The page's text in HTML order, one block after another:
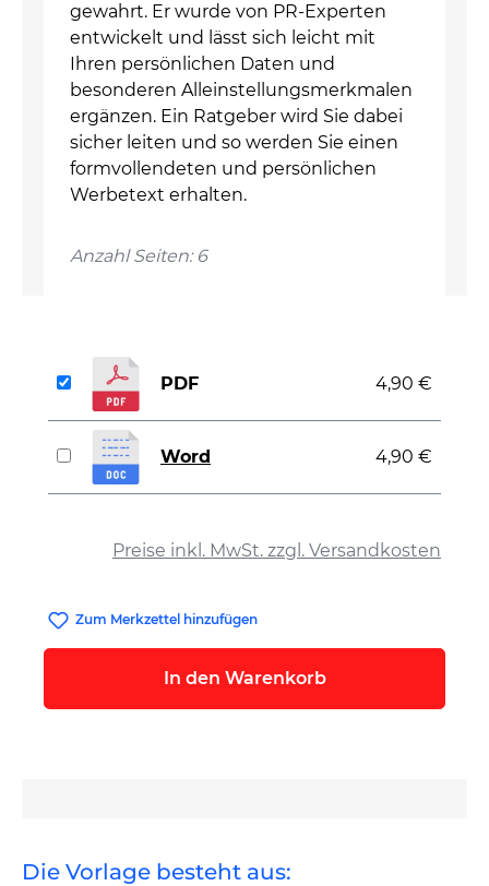
gewahrt. Er wurde von PR-Experten
entwickelt und lässt sich leicht mit
Ihren persönlichen Daten und
besonderen Alleinstellungsmerkmalen
ergänzen. Ein Ratgeber wird Sie dabei
sicher leiten und so werden Sie einen
formvollendeten und persönlichen
Werbetext erhalten.
Anzahl Seiten: 6
Preise inkl. MwSt. zzgl. Versandkosten
PDF 4,90 €
Word 4,90 €
Zum Merkzettel hinzufügen
In den Warenkorb
Die Vorlage besteht aus: